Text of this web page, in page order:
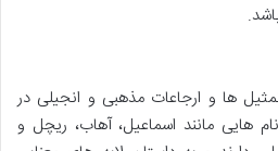
ها و ارجاعات مذهبی و انجیلی در
هایی مانند اسماعیل، آهاب، ریچل و